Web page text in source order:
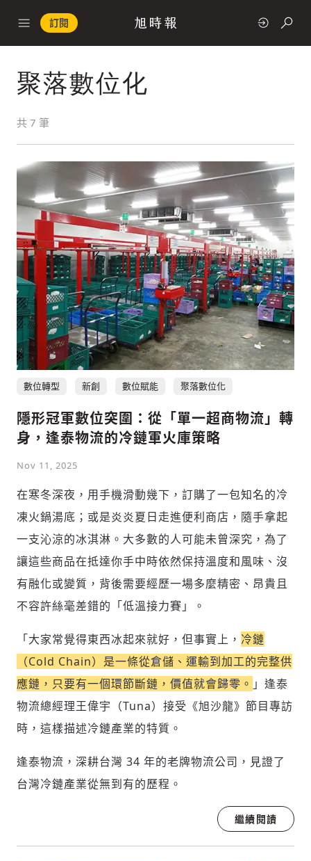
訂閱
經濟
科技
社會
聚落數位化
共 7 筆
數位轉型 新創 數位賦能 聚落數位化
隱形冠軍數位突圍：從「單一超商物流」轉
身，逢泰物流的冷鏈軍火庫策略
Nov 11, 2025
在寒冬深夜，用手機滑動幾下，訂購了一包知名的冷
凍火鍋湯底；或是炎炎夏日走進便利商店，隨手拿起
一支沁涼的冰淇淋。大多數的人可能未曾深究，為了
讓這些商品在抵達你手中時依然保持溫度和風味、沒
有融化或變質，背後需要經歷一場多麼精密、昂貴且
不容許絲毫差錯的「低溫接力賽」。
「大家常覺得東西冰起來就好，但事實上， 冷鏈
（Cold Chain）是一條從倉儲、運輸到加工的完整供
應鏈，只要有一個環節斷鏈，價值就會歸零。 」逢泰
物流總經理王偉宇（Tuna）接受《旭沙龍》節目專訪
時，這樣描述冷鏈產業的特質。
逢泰物流，深耕台灣 34 年的老牌物流公司，見證了
台灣冷鏈產業從無到有的歷程。
繼續閱讀